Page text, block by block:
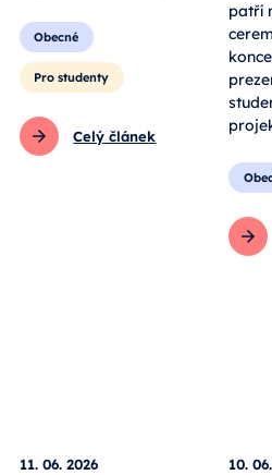
Obecné
Pro studenty
Celý článek
patří
11. 06. 2026 10.